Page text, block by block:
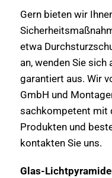
Gern bieten wir
etwa
an, wenden Sie sich
garantiert aus. Wir
GmbH und
sachkompetent mit
Produkten und
kontakten Sie uns.
Glas-